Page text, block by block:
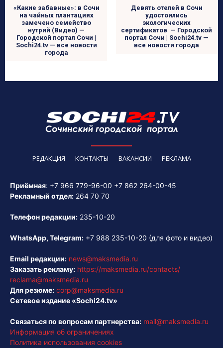
«Какие забавные»: в Сочи
на чайных плантациях
замечено семейство
нутрий (Видео) —
Городской портал Сочи |
Sochi24.tv — все новости
города
Девять отелей в Сочи
удостоились
экологических
сертификатов — Городской
портал Сочи | Sochi24.tv —
все новости города
РЕДАКЦИЯ КОНТАКТЫ ВАКАНСИИ РЕКЛАМА
Приёмная: +7 966 779-96-00 +7 862 264-00-45
Рекламный отдел: 264 70 70
Телефон редакции: 235-10-20
WhatsApp, Telegram: +7 988 235-10-20 (для фото и видео)
Email редакции: news@maksmedia.ru
Заказать рекламу: https://maksmedia.ru/contacts/
reclama@maksmedia.ru
Для резюме: corp@maksmedia.ru
Сетевое издание «Sochi24.tv»
Связаться по вопросам партнерства: mail@maksmedia.ru
Информация об ограничениях
Политика использования cookies